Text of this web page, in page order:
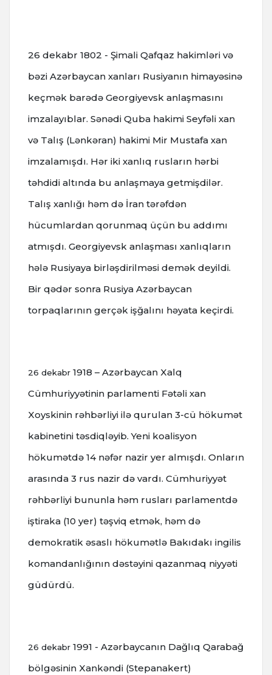
26 dekabr 1802 - Şimali Qafqaz hakimləri və
bəzi Azərbaycan xanları Rusiyanın himayəsinə
keçmək barədə Georgiyevsk anlaşmasını
imzalayıblar. Sənədi Quba hakimi Seyfəli xan
və Talış (Lənkəran) hakimi Mir Mustafa xan
imzalamışdı. Hər iki xanlıq rusların hərbi
təhdidi altında bu anlaşmaya getmişdilər.
Talış xanlığı həm də İran tərəfdən
hücumlardan qorunmaq üçün bu addımı
atmışdı. Georgiyevsk anlaşması xanlıqların
hələ Rusiyaya birləşdirilməsi demək deyildi.
Bir qədər sonra Rusiya Azərbaycan
torpaqlarının gerçək işğalını həyata keçirdi.
26 dekabr 1918 – Azərbaycan Xalq
Cümhuriyyətinin parlamenti Fətəli xan
Xoyskinin rəhbərliyi ilə qurulan 3-cü hökumət
kabinetini təsdiqləyib.Yeni koalisyon
hökumətdə 14 nəfər nazir yer almışdı. Onların
arasında 3 rus nazir də vardı. Cümhuriyyət
rəhbərliyi bununla həm rusları parlamentdə
iştiraka (10 yer) təşviq etmək, həm də
demokratik əsaslı hökumətlə Bakıdakı ingilis
komandanlığının dəstəyini qazanmaq niyyəti
güdürdü.
26 dekabr 1991 - Azərbaycanın Dağlıq Qarabağ
bölgəsinin Xankəndi (Stepanakert)